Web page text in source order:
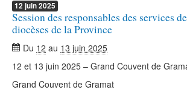
12 juin2025
Session des responsables des services
diocèses de la Province
Du 12 au 13 juin 2025
12 et 13 juin 2025 – Grand Couvent de
Grand Couvent de Gramat